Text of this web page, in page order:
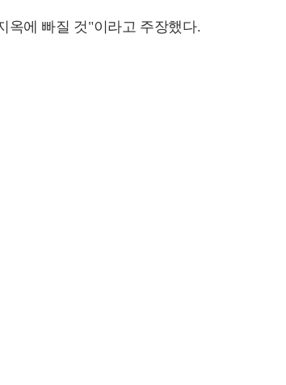
옥에 빠질 것"이라고 주장했다.